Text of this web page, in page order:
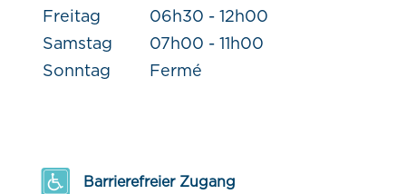
Freitag
06h30 - 12h00
Samstag
07h00 - 11h00
Sonntag
Fermé
Barrierefreier Zugang